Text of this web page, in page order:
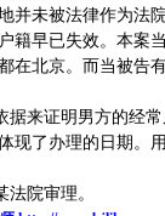
并未被法律作为法
籍早已失效。本案
在北京。而当被告
来证明男方的经
现了办理的日期。
院审理。